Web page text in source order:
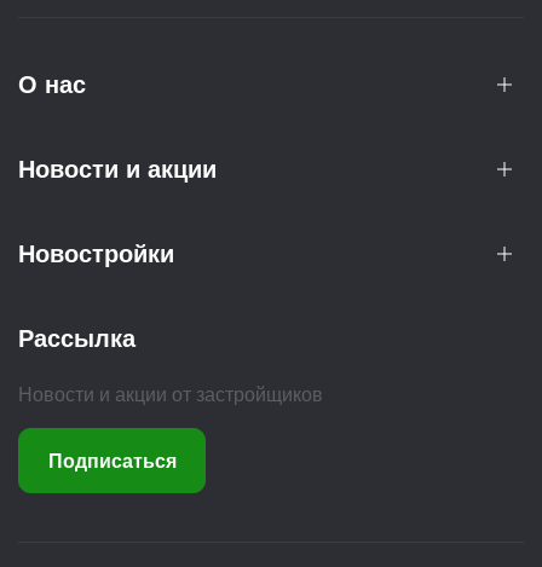
О нас
Новости и акции
Новостройки
Рассылка
Новости и акции от застройщиков
Подписаться